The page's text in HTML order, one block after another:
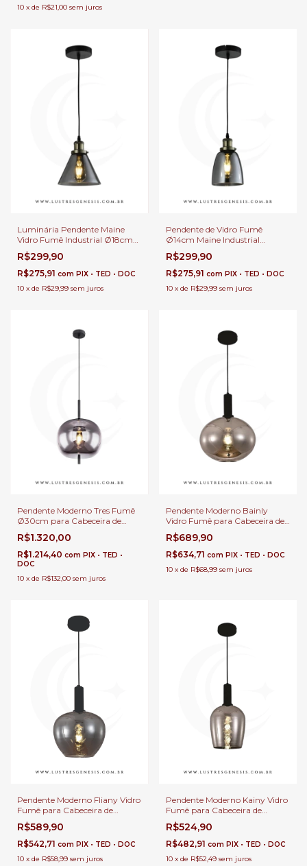
10 x de R$21,00 sem juros
Luminária Pendente Maine
Vidro Fumê Industrial Ø18cm
com Base de Metal Soquete E27
para Balcão de Área Gourmet
R$299,90
R$275,91 com PIX • TED • DOC
10 x de R$29,99 sem juros
Pendente de Vidro Fumê
Ø14cm Maine Industrial
Soquete E27 para Bancada de
Cozinha e Área Gourmet
R$299,90
R$275,91 com PIX • TED • DOC
10 x de R$29,99 sem juros
Pendente Moderno Tres Fumê
Ø30cm para Cabeceira de
Cama, Balcão de Cozinha,
Quartos e Lavabo
R$1.320,00
R$1.214,40 com PIX • TED •
DOC
10 x de R$132,00 sem juros
Pendente Moderno Bainly
Vidro Fumê para Cabeceira de
Cama, Balcão de Cozinha,
Quartos, Lavabo e Área
Gourmet
R$689,90
R$634,71 com PIX • TED • DOC
10 x de R$68,99 sem juros
Pendente Moderno Fliany Vidro
Fumê para Cabeceira de
Cama, Balcão de Cozinha,
Quartos, Lavabo e Área
Gourmet
R$589,90
R$542,71 com PIX • TED • DOC
10 x de R$58,99 sem juros
Pendente Moderno Kainy Vidro
Fumê para Cabeceira de
Cama, Balcão de Cozinha,
Quartos, Lavabo e Área
Gourmet
R$524,90
R$482,91 com PIX • TED • DOC
10 x de R$52,49 sem juros